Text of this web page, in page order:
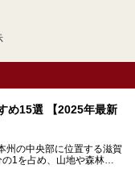
め15選 【2025年最新
州の中央部に位置する滋賀
1を占め、山地や森林部